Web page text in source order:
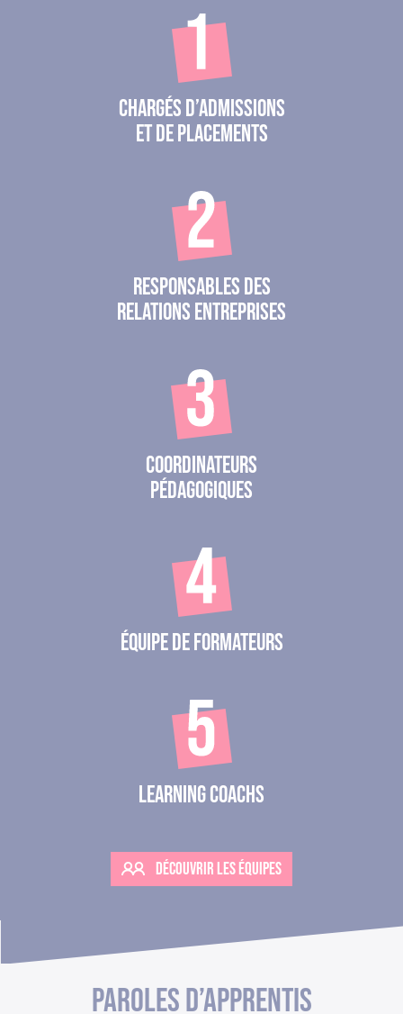
Chargés d’admissions
et de placements
Responsables des
relations entreprises
Coordinateurs
pédagogiques
Équipe de formateurs
Learning coachs
DÉCOUVRIR LES ÉQUIPES
PAROLES D’APPRENTIS